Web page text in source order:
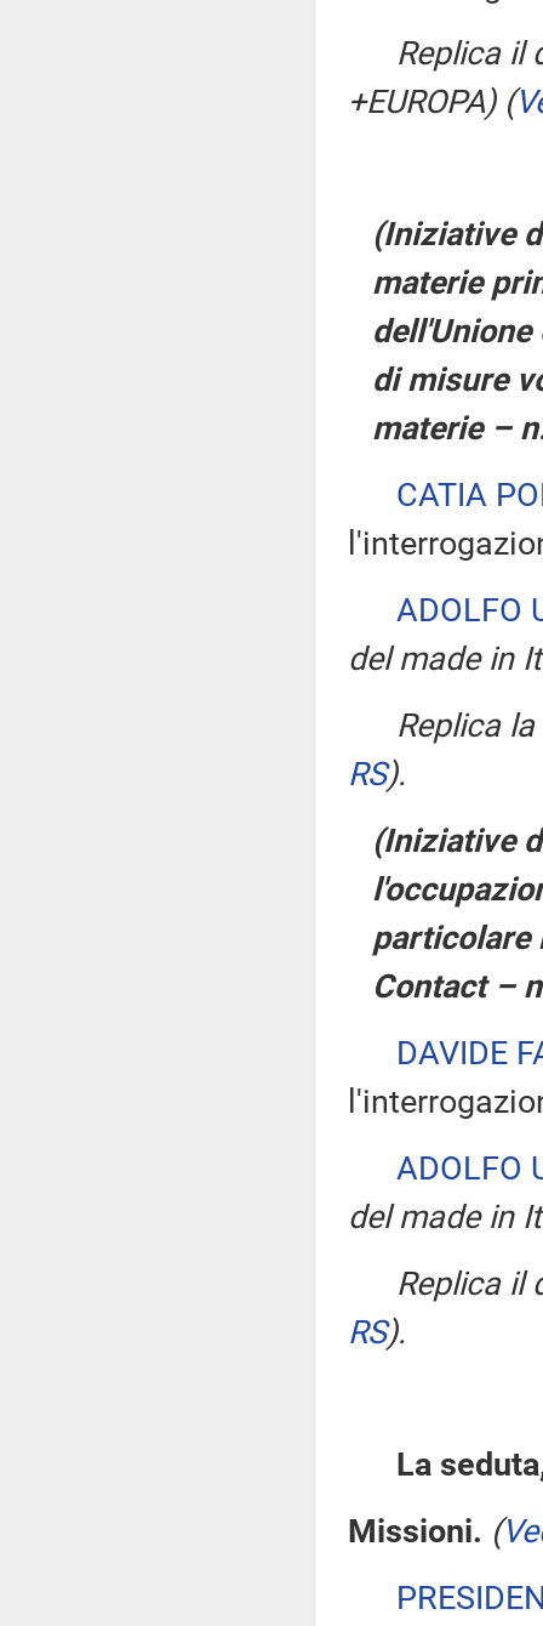
Replica il
+EUROPA) (
(Iniziative
materie
di misure
materie –
CATIA
ADOLFO
del made in
Replica
RS).
(Iniziative
particolare
Contact –
DAVIDE
ADOLFO
del made in
Replica il
RS).
La
Missioni. (